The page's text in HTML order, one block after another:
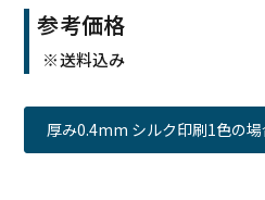
参考価格
※送料込み
厚み0.4mm シルク印刷1色の